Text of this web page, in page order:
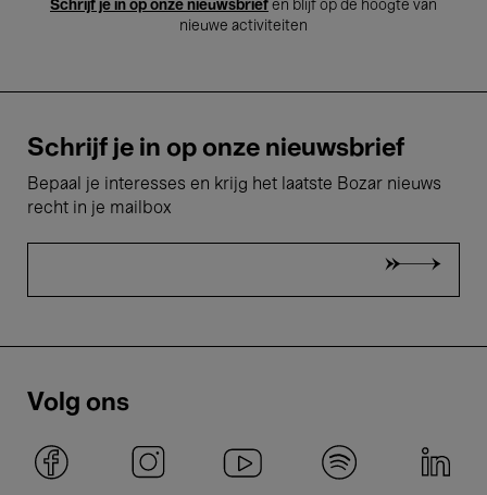
Schrijf je in op onze nieuwsbrief en blijf op de hoogte van
nieuwe activiteiten
Schrijf je in op onze nieuwsbrief
Bepaal je interesses en krijg het laatste Bozar nieuws
recht in je mailbox
Volg ons